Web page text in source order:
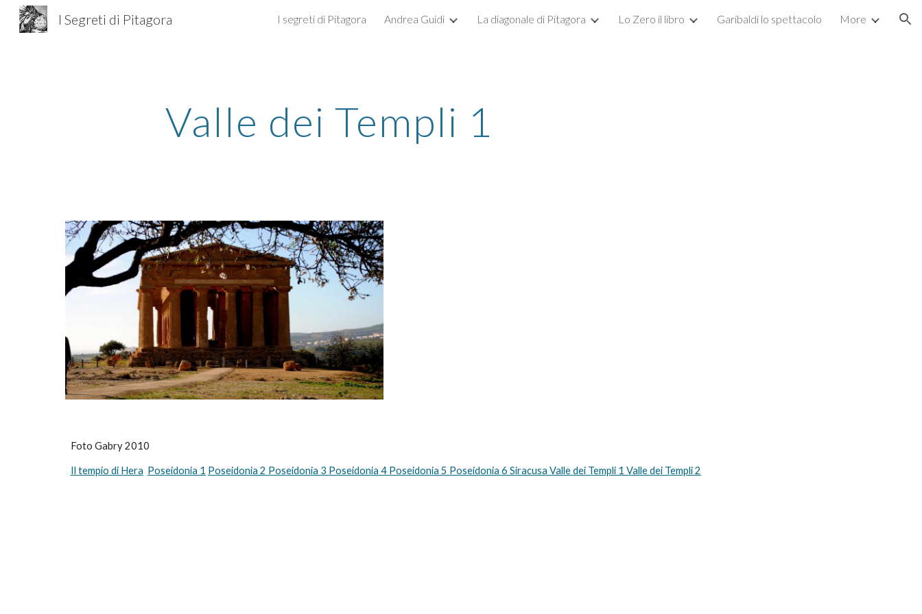
Skip to main content Skip to navigation
I Segreti di Pitagora I segreti di Pitagora Andrea Guidi La diagonale di Pitagora Lo Zero il libro Garibaldi lo spettacolo More
Valle dei Templi 1
Foto Gabry 2010
Il tempio di Hera Poseidonia 1 Poseidonia 2 Poseidonia 3 Poseidonia 4 Poseidonia 5 Poseidonia 6 Siracusa Valle dei Templi 1 Valle dei Templi 2